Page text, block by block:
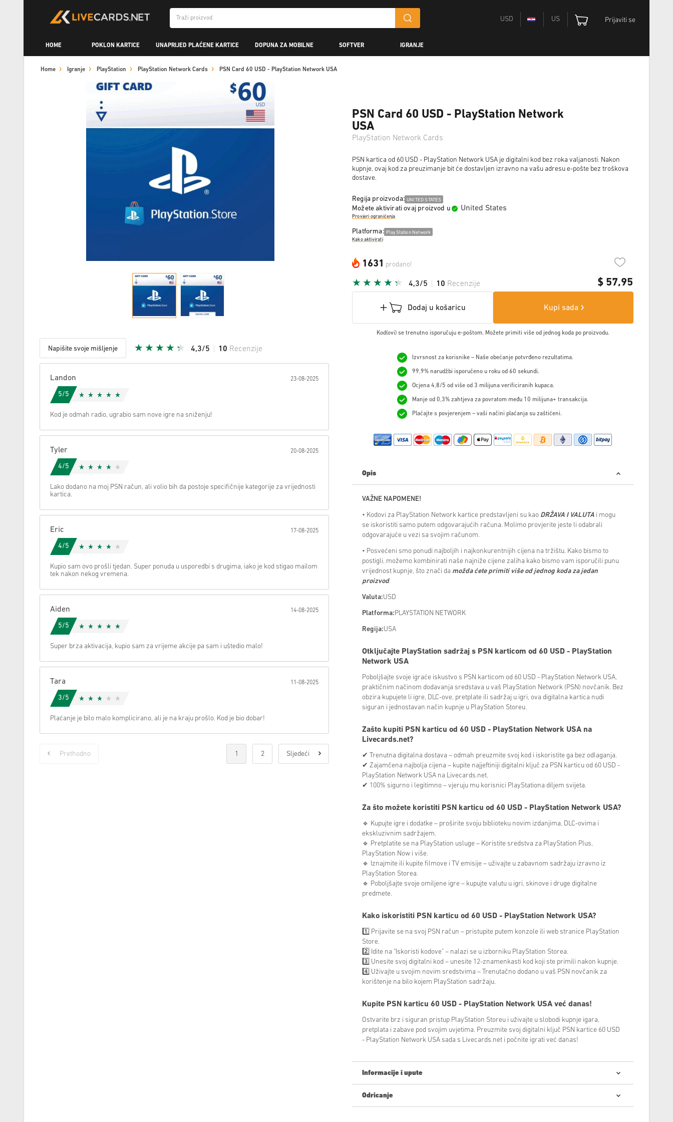
USD US Prijaviti se
HOME POKLON KARTICE UNAPRIJED PLAĆENE KARTICE DOPUNA ZA MOBILNE SOFTVER IGRANJE
Home Igranje PlayStation PlayStation Network Cards PSN Card 60 USD - PlayStation Network USA
Napišite svoje mišljenje 4,3/5 10 Recenzije
Možemo li vam pomoći oko nečega?
Landon 23-08-2025
5/5
Kod je odmah radio, ugrabio sam nove igre na sniženju!
Tyler 20-08-2025
4/5
Lako dodano na moj PSN račun, ali volio bih da postoje specifičnije kategorije za vrijednosti
kartica.
Eric 17-08-2025
4/5
Kupio sam ovo prošli tjedan. Super ponuda u usporedbi s drugima, iako je kod stigao mailom
tek nakon nekog vremena.
Aiden 14-08-2025
5/5
Super brza aktivacija, kupio sam za vrijeme akcije pa sam i uštedio malo!
Tara 11-08-2025
3/5
Plaćanje je bilo malo komplicirano, ali je na kraju prošlo. Kod je bio dobar!
Prethodno 1 2 Sljedeći
PSN Card 60 USD - PlayStation Network
USA
PlayStation Network Cards
PSN kartica od 60 USD - PlayStation Network USA je digitalni kod bez roka valjanosti. Nakon
kupnje, ovaj kod za preuzimanje bit će dostavljen izravno na vašu adresu e-pošte bez troškova
dostave.
Regija proizvoda: UNITED STATES
Možete aktivirati ovaj proizvod u United States
Provjeri ograničenja
Platforma: PlayStation Network
Kako aktivirati
1631 prodano!
$ 57,95
4,3/5 10 Recenzije
Dodaj u košaricu Kupi sada
Kod(ovi) se trenutno isporučuju e-poštom. Možete primiti više od jednog koda po proizvodu.
Izvrsnost za korisnike – Naše obećanje potvrđeno rezultatima.
99,9% narudžbi isporučeno u roku od 60 sekundi.
Ocjena 4,8/5 od više od 3 milijuna verificiranih kupaca.
Manje od 0,3% zahtjeva za povratom među 10 milijuna+ transakcija.
Plaćajte s povjerenjem – vaši načini plaćanja su zaštićeni.
Opis
VAŽNE NAPOMENE!
• Kodovi za PlayStation Network kartice predstavljeni su kao DRŽAVA I VALUTA i mogu
se iskoristiti samo putem odgovarajućih računa. Molimo provjerite jeste li odabrali
odgovarajuće u vezi sa svojim računom.
• Posvećeni smo ponudi najboljih i najkonkurentnijih cijena na tržištu. Kako bismo to
postigli, možemo kombinirati naše najniže cijene zaliha kako bismo vam isporučili punu
vrijednost kupnje, što znači da možda ćete primiti više od jednog koda za jedan
proizvod.
Valuta:USD
Platforma:PLAYSTATION NETWORK
Regija:USA
Otključajte PlayStation sadržaj s PSN karticom od 60 USD - PlayStation
Network USA
Poboljšajte svoje igraće iskustvo s PSN karticom od 60 USD - PlayStation Network USA,
praktičnim načinom dodavanja sredstava u vaš PlayStation Network (PSN) novčanik. Bez
obzira kupujete li igre, DLC-ove, pretplate ili sadržaj u igri, ova digitalna kartica nudi
siguran i jednostavan način kupnje u PlayStation Storeu.
Zašto kupiti PSN karticu od 60 USD - PlayStation Network USA na
Livecards.net?
✔ Trenutna digitalna dostava – odmah preuzmite svoj kod i iskoristite ga bez odlaganja.
✔ Zajamčena najbolja cijena – kupite najjeftiniji digitalni ključ za PSN karticu od 60 USD -
PlayStation Network USA na Livecards.net.
✔ 100% sigurno i legitimno – vjeruju mu korisnici PlayStationa diljem svijeta.
Za što možete koristiti PSN karticu od 60 USD - PlayStation Network USA?
🔹 Kupujte igre i dodatke – proširite svoju biblioteku novim izdanjima, DLC-ovima i
ekskluzivnim sadržajem.
🔹 Pretplatite se na PlayStation usluge – Koristite sredstva za PlayStation Plus,
PlayStation Now i više.
🔹 Iznajmite ili kupite filmove i TV emisije – uživajte u zabavnom sadržaju izravno iz
PlayStation Storea.
🔹 Poboljšajte svoje omiljene igre – kupujte valutu u igri, skinove i druge digitalne
predmete.
Kako iskoristiti PSN karticu od 60 USD - PlayStation Network USA?
1️⃣ Prijavite se na svoj PSN račun – pristupite putem konzole ili web stranice PlayStation
Store.
2️⃣ Idite na "Iskoristi kodove" – nalazi se u izborniku PlayStation Storea.
3️⃣ Unesite svoj digitalni kod – unesite 12-znamenkasti kod koji ste primili nakon kupnje.
4️⃣ Uživajte u svojim novim sredstvima – Trenutačno dodano u vaš PSN novčanik za
korištenje na bilo kojem PlayStation sadržaju.
Kupite PSN karticu 60 USD - PlayStation Network USA već danas!
Ostvarite brz i siguran pristup PlayStation Storeu i uživajte u slobodi kupnje igara,
pretplata i zabave pod svojim uvjetima. Preuzmite svoj digitalni ključ PSN kartice 60 USD
- PlayStation Network USA sada s Livecards.net i počnite igrati već danas!
Informacije i upute
Novi na Livecards.net? Kupnja digitalnih kodova je brza i jednostavna:
Odricanje